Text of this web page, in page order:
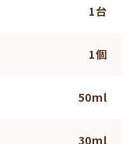
1台
1個
50ml
30ml